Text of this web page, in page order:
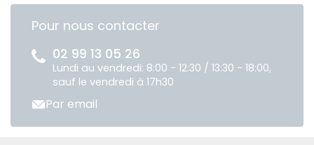
Pour nous contacter
02 99 13 05 26
Lundi au vendredi: 8:00 - 12:30 / 13:30 - 18:00,
sauf le vendredi à 17h30
Par email